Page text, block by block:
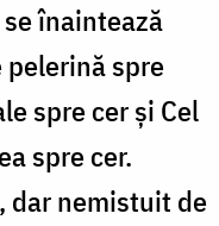
înaintează
spre
spre cer şi Cel
spre cer.
dar nemistuit de